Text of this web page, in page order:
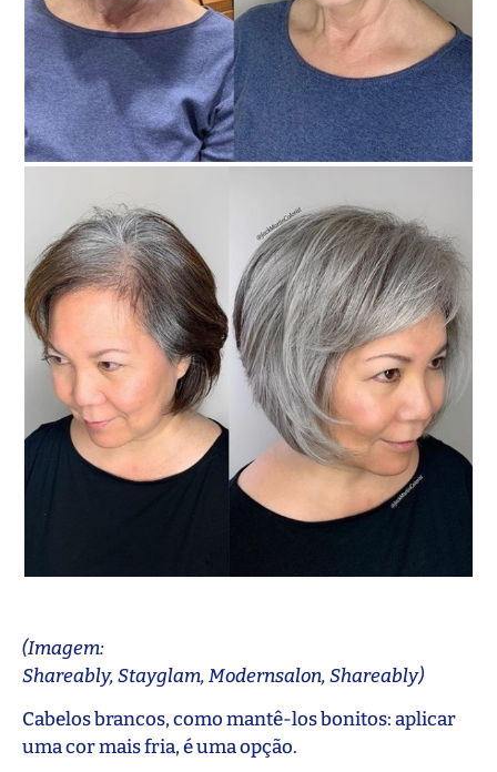
(Imagem:
Shareably, Stayglam, Modernsalon, Shareably)
Cabelos brancos, como mantê-los bonitos: aplicar
uma cor mais fria, é uma opção.